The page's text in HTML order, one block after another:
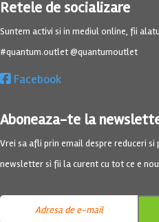
Retele de socializare
Suntem activi si in mediul online, fii
#quantum.outlet @quantumoutlet
Facebook
Aboneaza-te la
Vrei sa afli prin email despre reduceri
newsletter si fii la curent cu tot ce e